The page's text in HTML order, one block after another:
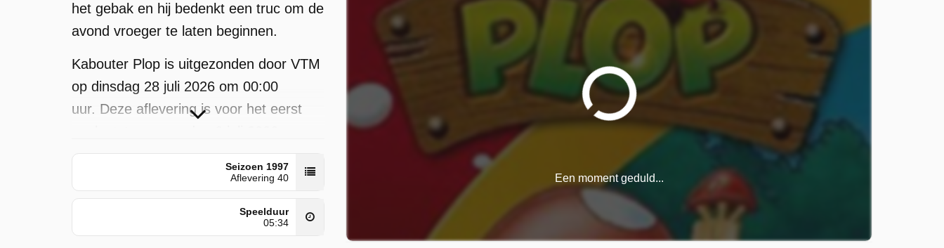
het gebak en hij bedenkt een truc om de
avond vroeger te laten beginnen.
Kabouter Plop is uitgezonden door VTM
op dinsdag 28 juli 2026 om 00:00
uur. Deze aflevering is voor het eerst
Seizoen 1997
Aflevering 40
Speelduur
05:34
Een moment geduld...